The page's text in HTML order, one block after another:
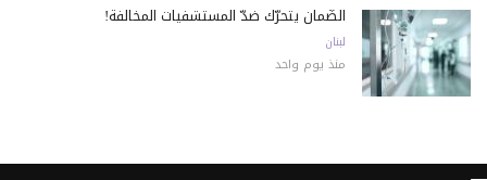
الضّمان يتحرّك ضدّ المستشفيات المخالفة!
لبنان
منذ يوم واحد